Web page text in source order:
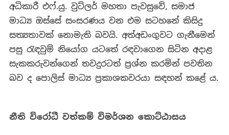
අධිකාරී එෆ්.යු. වුට්ලර් මහතා පැවසුවේ, සමාජ
මාධ්‍ය ඔස්සේ සංසරණය වන එම සටහනේ කිසිදු
සත්‍යතාවක් නොමැති බවයි. අත්අඩංගුවට ගැනීමෙන්
පසු රැඳවුම් නියෝග යටතේ රඳවාගෙන සිටින අදාළ
සැකකරුවන්ගෙන් තවදුරටත් ප්‍රශ්න කරමින් පවතින
බව ද පොලිස් මාධ්‍ය ප්‍රකාශකවරයා සඳහන් කළේ ය.
නීති විරෝධී වත්කම් විමර්ශන කොට්ඨාසය